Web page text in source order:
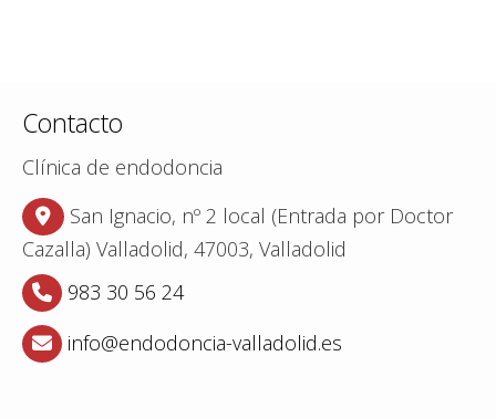
Contacto
Clínica de endodoncia
San Ignacio, nº 2 local (Entrada por Doctor
Cazalla) Valladolid, 47003, Valladolid
983 30 56 24
info
endodoncia-valladolid.es